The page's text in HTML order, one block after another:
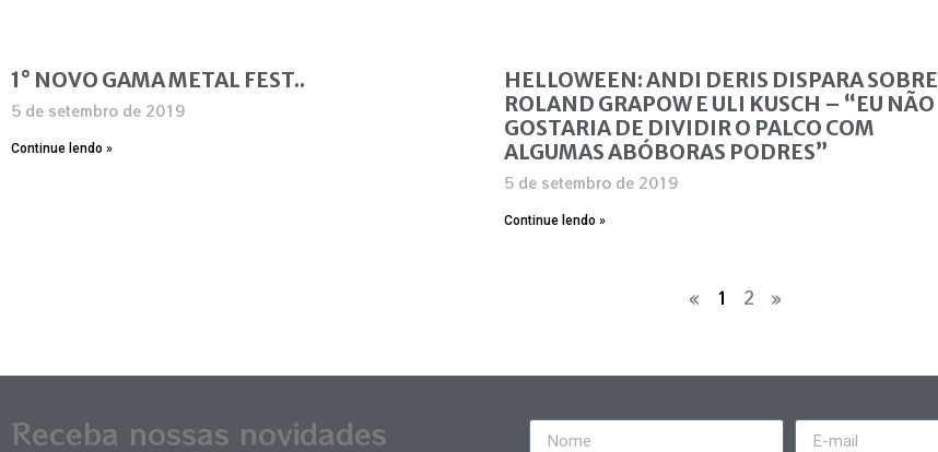
1° NOVO GAMA METAL FEST..
5 de setembro de 2019
Continue lendo »
HELLOWEEN: ANDI DERIS DISPARA SOBRE
ROLAND GRAPOW E ULI KUSCH – “EU NÃO
GOSTARIA DE DIVIDIR O PALCO COM
ALGUMAS ABÓBORAS PODRES”
5 de setembro de 2019
Continue lendo »
« 1 2 »
Receba nossas novidades